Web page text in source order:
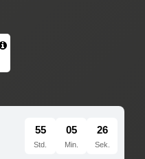
55
Std.
05
Min.
25
Sek.